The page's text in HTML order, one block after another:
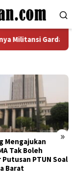
Garda Metal
»
Mengajukan
Tak Boleh
PTUN Soal
Barat